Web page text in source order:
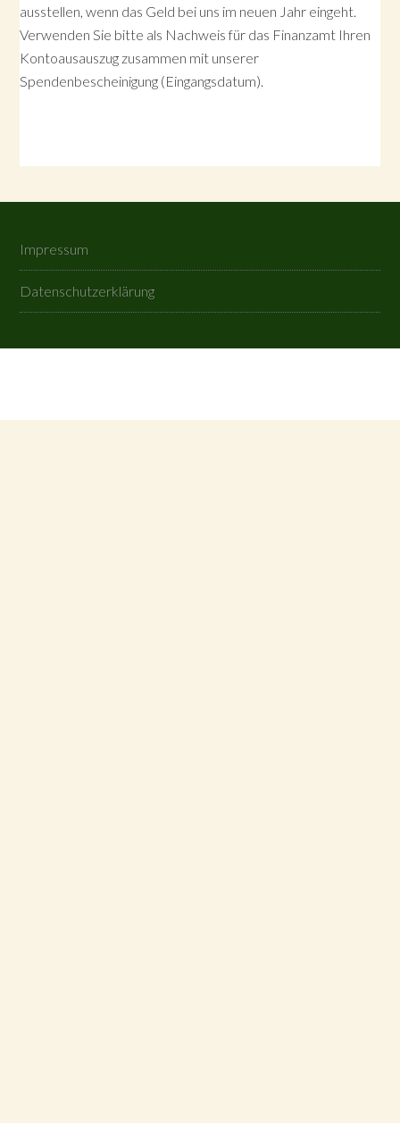
ausstellen, wenn das Geld bei uns im neuen Jahr eingeht.
Verwenden Sie bitte als Nachweis für das Finanzamt Ihren
Kontoausauszug zusammen mit unserer
Spendenbescheinigung (Eingangsdatum).
Impressum
Datenschutzerklärung